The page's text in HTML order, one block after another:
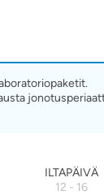
ILTAPÄIVÄ
12 - 16